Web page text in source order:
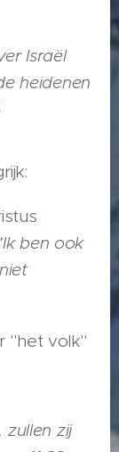
Israël
heidenen
ben ook
"het volk"
zullen zij